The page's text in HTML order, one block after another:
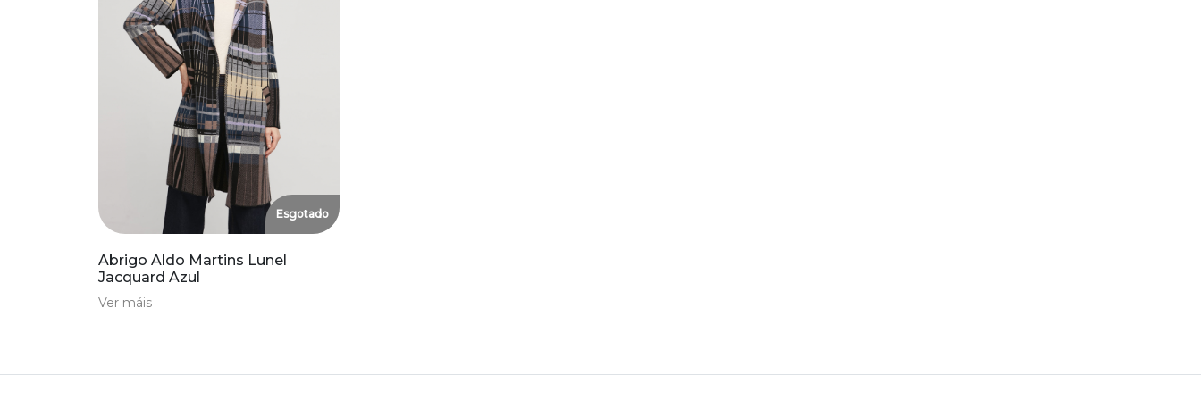
Esgotado
Abrigo Aldo Martins Lunel
Jacquard Azul
Ver máis